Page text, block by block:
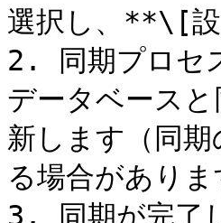
選択し、**\[
2. 同期プロセ
データベース
新します（同
る場合がありま
3. 同期が完了